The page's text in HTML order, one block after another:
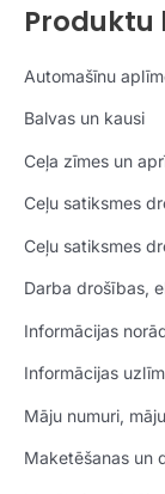
Automašīnu
Balvas un kausi
Ceļa zīmes un
Ceļu satiksmes
Ceļu satiksmes
Darba drošības,
Informācijas
Informācijas
Māju numuri,
Maketēšanas un